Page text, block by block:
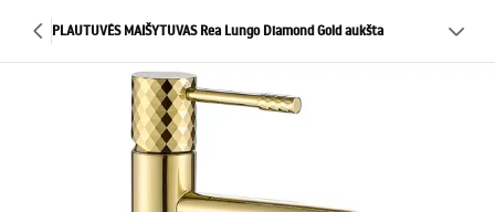
PLAUTUVĖS MAIŠYTUVAS Rea Lungo Diamond Gold aukšta